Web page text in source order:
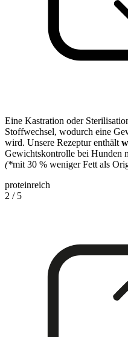
Eine Kastration oder
Stoffwechsel, wodurch eine
wird. Unsere Rezeptur enthält
Gewichtskontrolle bei Hunden
(*mit 30 % weniger Fett als
proteinreich
2 / 5